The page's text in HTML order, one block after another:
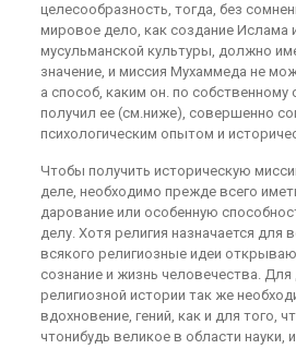
целесообразность, тогда, без
мировое дело, как создание Ислама
мусульманской культуры, должно
значение, и миссия Мухаммеда не
а способ, каким он. по собственному
получил ее (см.ниже), совершенно
психологическим опытом и
Чтобы получить историческую
деле, необходимо прежде всего
дарование или особенную
делу. Хотя религия назначается для
всякого религиозные идеи
сознание и жизнь человечества.
религиозной истории так же
вдохновение, гений, как и для того,
чтонибудь великое в области науки,